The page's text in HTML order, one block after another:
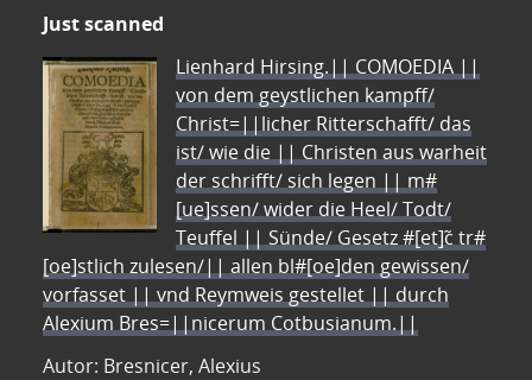
Just scanned
Lienhard Hirsing.|| COMOEDIA ||
von dem geystlichen kampff/
Christ=||licher Ritterschafft/ das
ist/ wie die || Christen aus warheit
der schrifft/ sich legen || m#
[ue]ssen/ wider die Heel/ Todt/
Teuffel || Sünde/ Gesetz #[et]c̃ tr#
[oe]stlich zulesen/|| allen bl#[oe]den gewissen/
vorfasset || vnd Reymweis gestellet || durch
Alexium Bres=||nicerum Cotbusianum.||
Autor: Bresnicer, Alexius